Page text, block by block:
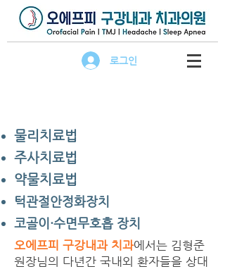
로그인
물리치료법
주사치료법
약물치료법
턱관절안정화장치
코골이·수면무호흡 장치
오에프피 구강내과 치과에서는 김형준
원장님의 다년간 국내외 환자들을 상대